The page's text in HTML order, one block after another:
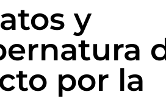
y
por la